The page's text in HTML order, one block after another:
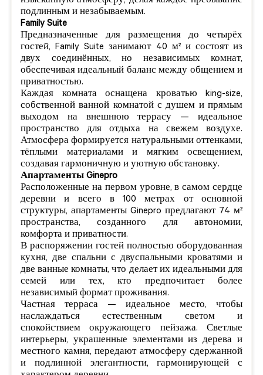
подлинным и незабываемым.
Family Suite
Предназначенные для размещения до четырёх
гостей, Family Suite занимают 40 м² и состоят из
двух соединённых, но независимых комнат,
обеспечивая идеальный баланс между общением и
приватностью.
Каждая комната оснащена кроватью king-size,
собственной ванной комнатой с душем и прямым
выходом на внешнюю террасу — идеальное
пространство для отдыха на свежем воздухе.
Атмосфера формируется натуральными оттенками,
тёплыми материалами и мягким освещением,
создавая гармоничную и уютную обстановку.
Апартаменты Ginepro
Расположенные на первом уровне, в самом сердце
деревни и всего в 100 метрах от основной
структуры, апартаменты Ginepro предлагают 74 м²
пространства, созданного для автономии,
комфорта и приватности.
В распоряжении гостей полностью оборудованная
кухня, две спальни с двуспальными кроватями и
две ванные комнаты, что делает их идеальными для
семей или тех, кто предпочитает более
независимый формат проживания.
Частная терраса — идеальное место, чтобы
наслаждаться естественным светом и
спокойствием окружающего пейзажа. Светлые
интерьеры, украшенные элементами из дерева и
местного камня, передают атмосферу сдержанной
и подлинной элегантности, гармонирующей с